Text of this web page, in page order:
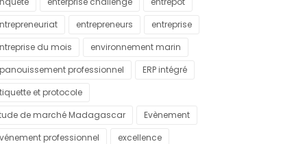
entrepreneurs
entreprise
du mois
environnement marin
professionnel
ERP intégré
et protocole
de marché Madagascar
Evènement
professionnel
excellence